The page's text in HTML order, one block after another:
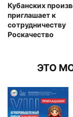
Кубанских
приглашает к
сотрудничеству
Роскачество
ЭТО